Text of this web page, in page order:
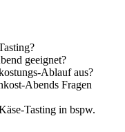
geeignet?
Ablauf aus?
Abends Fragen
Tasting in bspw.